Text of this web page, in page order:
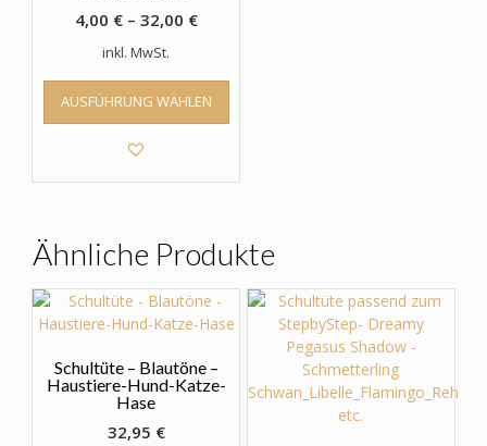
4,00 €– 32,00 €
inkl. MwSt.
AUSFÜHRUNG WÄHLEN
Dieses
weist
Optionen
können
auf
der
Produktseite
Ähnliche Produkte
Schultüte – Blautöne –
Haustiere-Hund-Katze-
Hase
32,95 €